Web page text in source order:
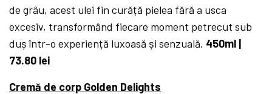
de grâu, acest ulei fin curăță pielea fără a usca
excesiv, transformând fiecare moment petrecut sub
duș într-o experiență luxoasă și senzuală. 450ml |
73.80 lei
Cremă de corp Golden Delights